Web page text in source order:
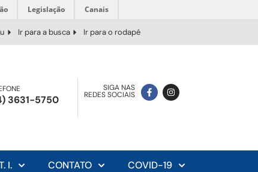
Legislação Canais
Ir para a busca Ir para o rodapé
3631-5750
SIGA NAS
REDES SOCIAIS
I. CONTATO COVID-19